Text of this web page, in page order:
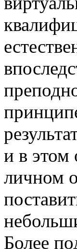
и в этом
личном
Более